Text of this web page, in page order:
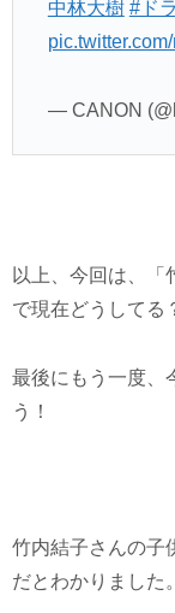
中林大樹 #ド
— CANON
以上、今回は、「
で現在どうしてる
最後にもう一度、
う！
竹内結子さんの子
だとわかりました。